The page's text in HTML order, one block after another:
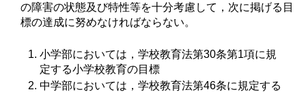
の障害の状態及び特性等を十分考慮して，次に掲げる目
標の達成に努めなければならない。
小学部においては，学校教育法第30条第1項に規
定する小学校教育の目標
中学部においては，学校教育法第46条に規定する